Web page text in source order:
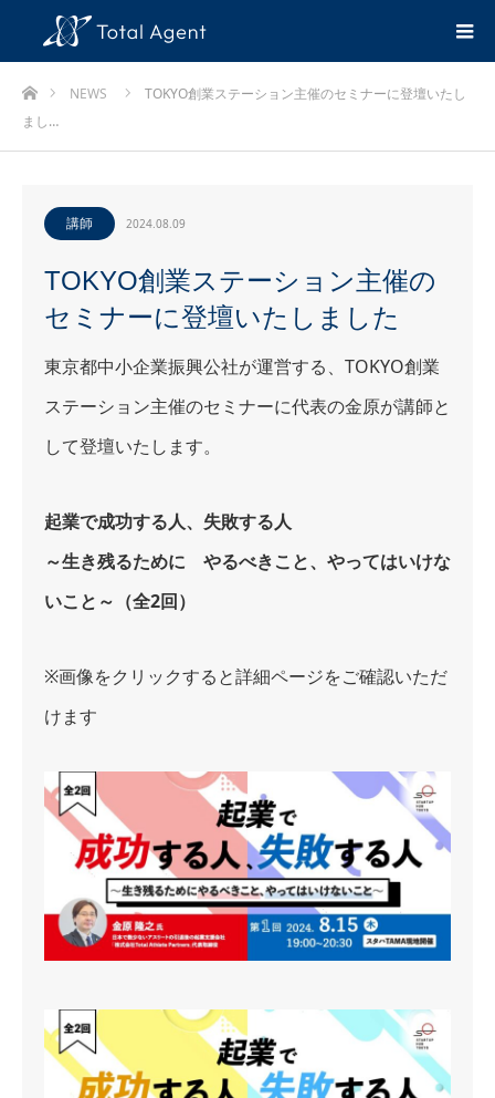
ホームNEWS
TOKYO創業ステーション主催のセミナーに登壇いたし
まし…
講師 2024.08.09
TOKYO創業ステーション主催の
セミナーに登壇いたしました
東京都中小企業振興公社が運営する、TOKYO創業
ステーション主催のセミナーに代表の金原が講師と
して登壇いたします。
起業で成功する人、失敗する人
～生き残るために やるべきこと、やってはいけな
いこと～（全2回）
※画像をクリックすると詳細ページをご確認いただ
けます